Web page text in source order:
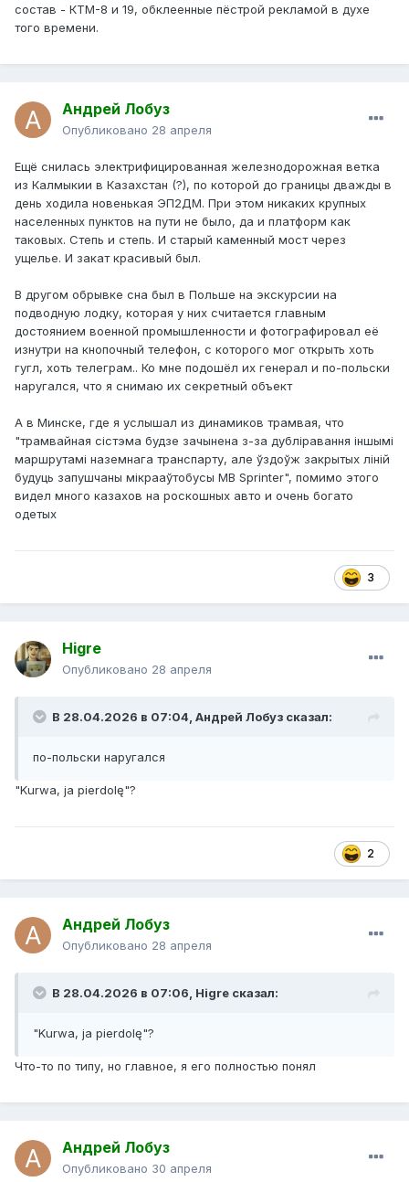
состав - КТМ-8 и 19, обклеенные пёстрой рекламой в духе
того времени.
Андрей Лобуз
Опубликовано 28 апреля
Ещё снилась электрифицированная железнодорожная ветка
из Калмыкии в Казахстан (?), по которой до границы дважды в
день ходила новенькая ЭП2ДМ. При этом никаких крупных
населенных пунктов на пути не было, да и платформ как
таковых. Степь и степь. И старый каменный мост через
ущелье. И закат красивый был.
В другом обрывке сна был в Польше на экскурсии на
подводную лодку, которая у них считается главным
достоянием военной промышленности и фотографировал её
изнутри на кнопочный телефон, с которого мог открыть хоть
гугл, хоть телеграм.. Ко мне подошёл их генерал и по-польски
наругался, что я снимаю их секретный объект
А в Минске, где я услышал из динамиков трамвая, что
"трамвайная сістэма будзе зачынена з-за дубліравання іншымі
маршрутамі наземнага транспарту, але ўздоўж закрытых ліній
будуць запушчаны мікрааўтобусы MB Sprinter", помимо этого
видел много казахов на роскошных авто и очень богато
одетых
3
Higre
Опубликовано 28 апреля
В 28.04.2026 в 07:04, Андрей Лобуз сказал:
по-польски наругался
"Kurwa, ja pierdolę"?
2
Андрей Лобуз
Опубликовано 28 апреля
В 28.04.2026 в 07:06, Higre сказал:
"Kurwa, ja pierdolę"?
Что-то по типу, но главное, я его полностью понял
Андрей Лобуз
Опубликовано 30 апреля